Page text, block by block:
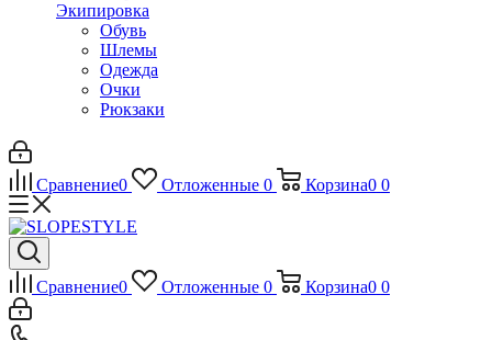
Экипировка
Обувь
Шлемы
Одежда
Очки
Рюкзаки
Сравнение0 Отложенные 0 Корзина0 0
Сравнение0 Отложенные 0 Корзина0 0